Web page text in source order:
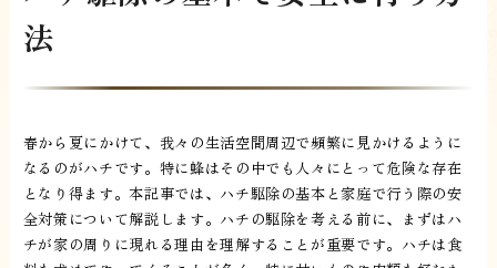
法
春から夏にかけて、我々の生活空間周辺で頻繁に見かけるように
なるのがハチです。特に蜂はその中でも人々にとって危険な存在
となり得ます。本記事では、ハチ駆除の基本と家庭で行う際の安
全対策について解説します。ハチの駆除を考える前に、まずはハ
チが家の周りに現れる理由を理解することが重要です。ハチは食